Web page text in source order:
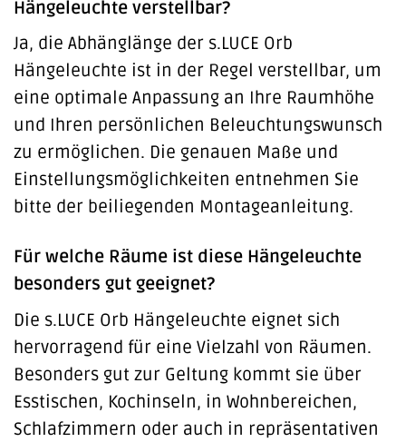
Hängeleuchte verstellbar?
Ja, die Abhänglänge der s.LUCE Orb
Hängeleuchte ist in der Regel verstellbar, um
eine optimale Anpassung an Ihre Raumhöhe
und Ihren persönlichen Beleuchtungswunsch
zu ermöglichen. Die genauen Maße und
Einstellungsmöglichkeiten entnehmen Sie
bitte der beiliegenden Montageanleitung.
Für welche Räume ist diese Hängeleuchte
besonders gut geeignet?
Die s.LUCE Orb Hängeleuchte eignet sich
hervorragend für eine Vielzahl von Räumen.
Besonders gut zur Geltung kommt sie über
Esstischen, Kochinseln, in Wohnbereichen,
Schlafzimmern oder auch in repräsentativen